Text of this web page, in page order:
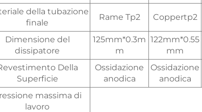
della tubazione
finale
Rame Tp2 Coppertp2
Dimensione del
dissipatore
125mm*0.3m
m
122mm*0.55
mm
Della
Superficie
Ossidazione
anodica
Ossidazione
anodica
massima di
lavoro